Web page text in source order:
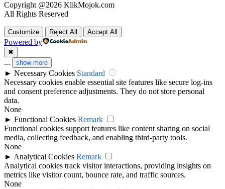
Copyright @2026 KlikMojok.com
All Rights Reserved
Customize Reject All Accept All
Powered by
✖
... show more
► Necessary Cookies Standard
Necessary cookies enable essential site features like secure log-ins
and consent preference adjustments. They do not store personal
data.
None
► Functional Cookies Remark
Functional cookies support features like content sharing on social
media, collecting feedback, and enabling third-party tools.
None
► Analytical Cookies Remark
Analytical cookies track visitor interactions, providing insights on
metrics like visitor count, bounce rate, and traffic sources.
None